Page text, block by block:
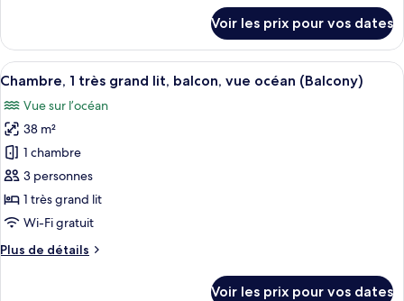
vue
océan
le
type
de
Suite,
chambre,
vue
océan
Voir les prix pour vos dates
Afficher
toutes
les
photos
pour
ce
type
de
chambre :
Chambre,
Une chambre d’hôtel moderne
11
Chambre, 1 très grand lit, balcon, vue océan (Balcony)
Vue sur l’océan
38 m²
1 chambre
3 personnes
1 très grand lit
Wi-Fi gratuit
Plus de détails
Plus
Voir les prix pour vos dates